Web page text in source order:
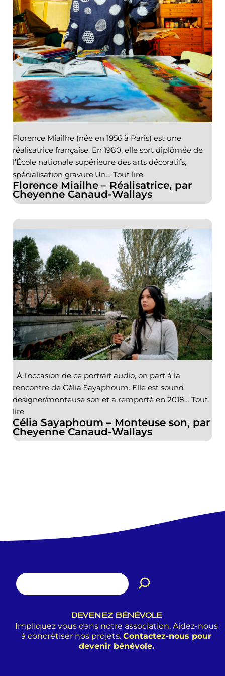
Florence Miailhe – Réalisatrice, par
Cheyenne Canaud-Wallays
Florence Miailhe (née en 1956 à Paris) est une
réalisatrice française. En 1980, elle sort diplômée de
l’École nationale supérieure des arts décoratifs,
spécialisation gravure.Un… Tout lire
Célia Sayaphoum – Monteuse son, par
Cheyenne Canaud-Wallays
À l’occasion de ce portrait audio, on part à la
rencontre de Célia Sayaphoum. Elle est sound
designer/monteuse son et a remporté en 2018… Tout
lire
DEVENEZ BÉNÉVOLE
Impliquez vous dans notre association. Aidez-nous
à concrétiser nos projets. Contactez-nous pour
devenir bénévole.